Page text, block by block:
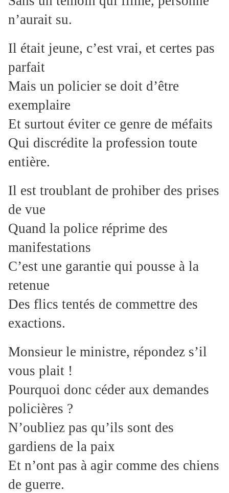
n’aurait su.
Il était jeune, c’est vrai, et certes pas
parfait
Mais un policier se doit d’être
exemplaire
Et surtout éviter ce genre de méfaits
Qui discrédite la profession toute
entière.
Il est troublant de prohiber des prises
de vue
Quand la police réprime des
manifestations
C’est une garantie qui pousse à la
retenue
Des flics tentés de commettre des
exactions.
Monsieur le ministre, répondez s’il
vous plait !
Pourquoi donc céder aux demandes
policières ?
N’oubliez pas qu’ils sont des
gardiens de la paix
Et n’ont pas à agir comme des chiens
de guerre.